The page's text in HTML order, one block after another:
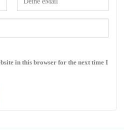
in this browser for the next time I